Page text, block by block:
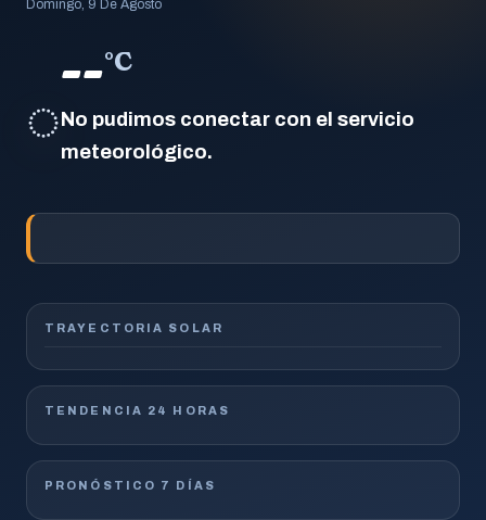
Domingo, 9 De Agosto
◌
--°C
No pudimos conectar con el servicio
meteorológico.
TRAYECTORIA SOLAR
TENDENCIA 24 HORAS
PRONÓSTICO 7 DÍAS